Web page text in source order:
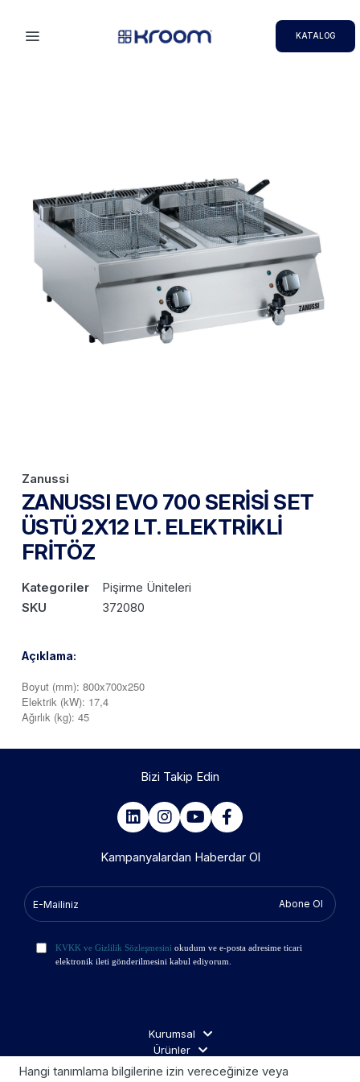
KATALOG
Zanussi
ZANUSSI EVO 700 SERİSİ SET
ÜSTÜ 2X12 LT. ELEKTRİKLİ
FRİTÖZ
Kategoriler
Pişirme Üniteleri
SKU
372080
Açıklama:
Boyut (mm): 800x700x250
Elektrik (kW): 17,4
Ağırlık (kg): 45
Bizi Takip Edin
Kampanyalardan Haberdar Ol
Abone Ol
KVKK ve Gizlilik Sözleşmesini okudum ve e-posta adresime ticari
elektronik ileti gönderilmesini kabul ediyorum.
Kurumsal
Ürünler
İş Ortakları
Hangi tanımlama bilgilerine izin vereceğinize veya